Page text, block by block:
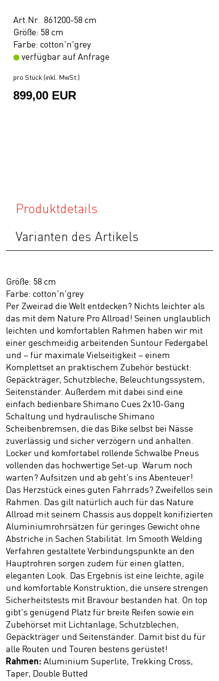
Art.Nr. 861200-58 cm
Größe: 58 cm
Farbe: cotton'n'grey
verfügbar auf Anfrage
pro Stück (inkl. MwSt.)
899,00 EUR
Produktdetails
Varianten des Artikels
Größe: 58 cm
Farbe: cotton'n'grey
Per Zweirad die Welt entdecken? Nichts leichter als
das mit dem Nature Pro Allroad! Seinen unglaublich
leichten und komfortablen Rahmen haben wir mit
einer geschmeidig arbeitenden Suntour Federgabel
und – für maximale Vielseitigkeit – einem
Komplettset an praktischem Zubehör bestückt:
Gepäckträger, Schutzbleche, Beleuchtungssystem,
Seitenständer. Außerdem mit dabei sind eine
einfach bedienbare Shimano Cues 2x10-Gang
Schaltung und hydraulische Shimano
Scheibenbremsen, die das Bike selbst bei Nässe
zuverlässig und sicher verzögern und anhalten.
Locker und komfortabel rollende Schwalbe Pneus
vollenden das hochwertige Set-up. Warum noch
warten? Aufsitzen und ab geht's ins Abenteuer!
Das Herzstück eines guten Fahrrads? Zweifellos sein
Rahmen. Das gilt natürlich auch für das Nature
Allroad mit seinem Chassis aus doppelt konifizierten
Aluminiumrohrsätzen für geringes Gewicht ohne
Abstriche in Sachen Stabilität. Im Smooth Welding
Verfahren gestaltete Verbindungspunkte an den
Hauptrohren sorgen zudem für einen glatten,
eleganten Look. Das Ergebnis ist eine leichte, agile
und komfortable Konstruktion, die unsere strengen
Sicherheitstests mit Bravour bestanden hat. On top
gibt's genügend Platz für breite Reifen sowie ein
Zubehörset mit Lichtanlage, Schutzblechen,
Gepäckträger und Seitenständer. Damit bist du für
alle Routen und Touren bestens gerüstet!
Rahmen: Aluminium Superlite, Trekking Cross,
Taper, Double Butted